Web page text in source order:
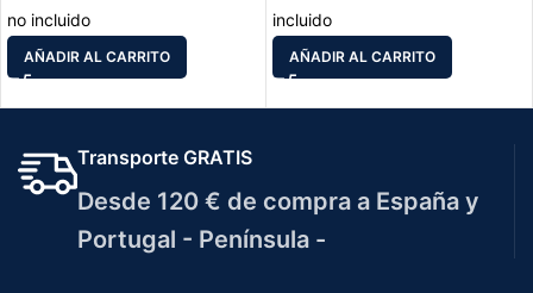
no incluido
AÑADIR AL CARRITO
incluido
AÑADIR AL CARRITO
Transporte GRATIS
Desde 120 € de compra a España y
Portugal - Península -